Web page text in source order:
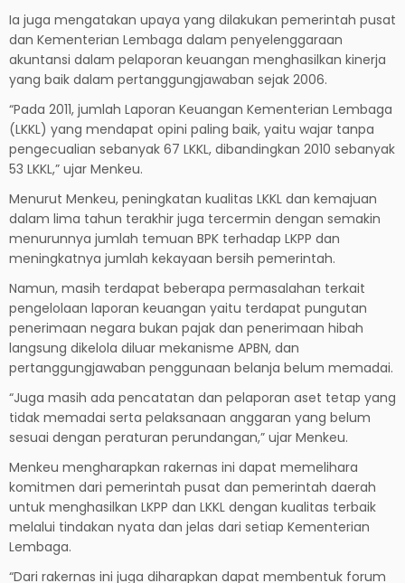
Ia juga mengatakan upaya yang dilakukan pemerintah pusat
dan Kementerian Lembaga dalam penyelenggaraan
akuntansi dalam pelaporan keuangan menghasilkan kinerja
yang baik dalam pertanggungjawaban sejak 2006.
“Pada 2011, jumlah Laporan Keuangan Kementerian Lembaga
(LKKL) yang mendapat opini paling baik, yaitu wajar tanpa
pengecualian sebanyak 67 LKKL, dibandingkan 2010 sebanyak
53 LKKL,” ujar Menkeu.
Menurut Menkeu, peningkatan kualitas LKKL dan kemajuan
dalam lima tahun terakhir juga tercermin dengan semakin
menurunnya jumlah temuan BPK terhadap LKPP dan
meningkatnya jumlah kekayaan bersih pemerintah.
Namun, masih terdapat beberapa permasalahan terkait
pengelolaan laporan keuangan yaitu terdapat pungutan
penerimaan negara bukan pajak dan penerimaan hibah
langsung dikelola diluar mekanisme APBN, dan
pertanggungjawaban penggunaan belanja belum memadai.
“Juga masih ada pencatatan dan pelaporan aset tetap yang
tidak memadai serta pelaksanaan anggaran yang belum
sesuai dengan peraturan perundangan,” ujar Menkeu.
Menkeu mengharapkan rakernas ini dapat memelihara
komitmen dari pemerintah pusat dan pemerintah daerah
untuk menghasilkan LKPP dan LKKL dengan kualitas terbaik
melalui tindakan nyata dan jelas dari setiap Kementerian
Lembaga.
“Dari rakernas ini juga diharapkan dapat membentuk forum